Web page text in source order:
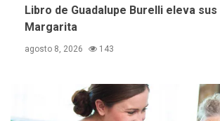
4
la altura de
trabajan en
creación y
estadísticas de
Libro de Guadalupe Burelli eleva
Margarita
agosto 8, 2026 143